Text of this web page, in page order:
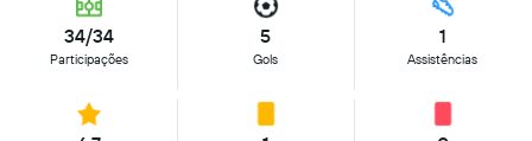
34/34
Participações
5
Gols
1
Assistências